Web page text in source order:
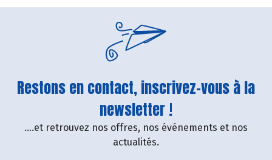
Restons en contact, inscrivez-vous à la
newsletter !
....et retrouvez nos offres, nos événements et nos
actualités.